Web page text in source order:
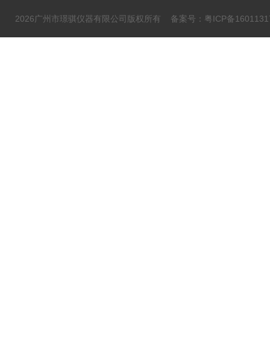
2026广州市璟骐仪器有限公司版权所有 备案号：粤ICP备